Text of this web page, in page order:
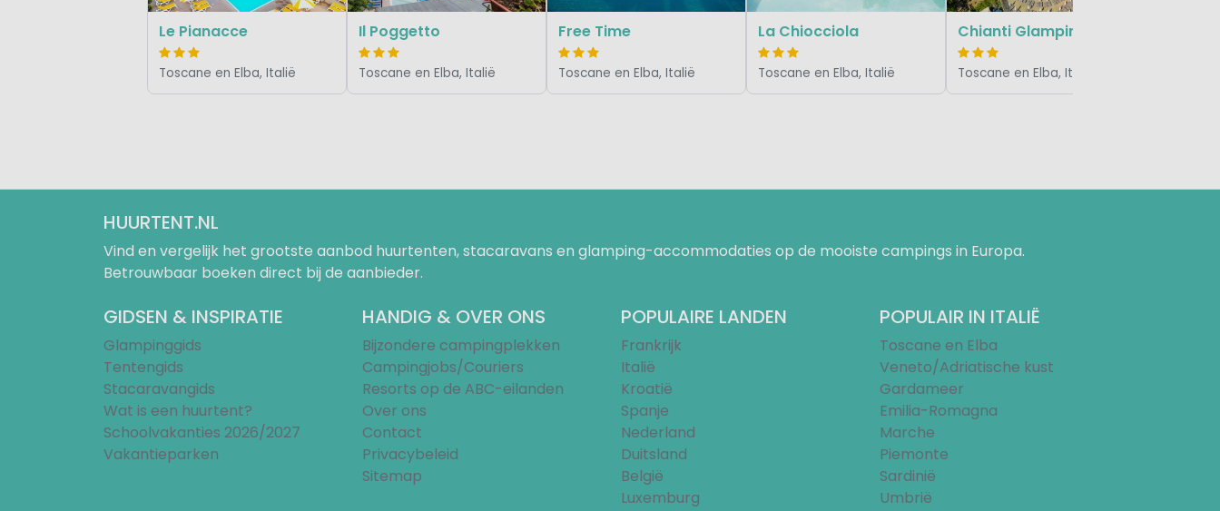
Le Pianacce
Toscane en Elba, Italië
Il Poggetto
Toscane en Elba, Italië
Free Time
Toscane en Elba, Italië
La Chiocciola
Toscane en Elba, Italië Toscane en Elba, Italië
HUURTENT.NL
Vind en vergelijk het grootste aanbod huurtenten, stacaravans en glamping-accommodaties op de mooiste campings in Europa.
Betrouwbaar boeken direct bij de aanbieder.
GIDSEN & INSPIRATIE
Glampinggids
Tentengids
Stacaravangids
Wat is een huurtent?
Schoolvakanties 2026/2027
Vakantieparken
HANDIG & OVER ONS
Bijzondere campingplekken
Campingjobs/Couriers
Resorts op de ABC-eilanden
Over ons
Contact
Privacybeleid
Sitemap
POPULAIRE LANDEN
Frankrijk
Italië
Kroatië
Spanje
Nederland
Duitsland
België
Luxemburg
POPULAIR IN ITALIË
Toscane en Elba
Veneto/Adriatische kust
Gardameer
Emilia-Romagna
Marche
Piemonte
Sardinië
Umbrië